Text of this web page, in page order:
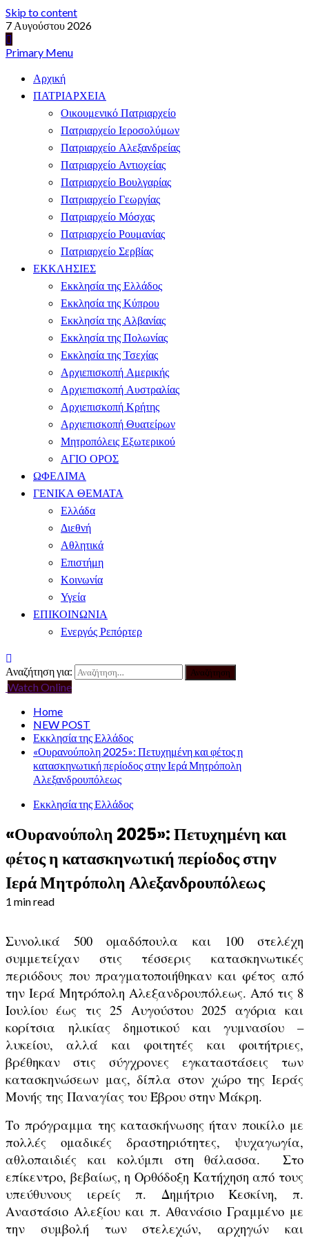
Skip to content
7 Αυγούστου 2026
Primary Menu
Αρχική
ΠΑΤΡΙΑΡΧΕΙΑ
Οικουμενικό Πατριαρχείο
Πατριαρχείο Ιεροσολύμων
Πατριαρχείο Αλεξανδρείας
Πατριαρχείο Αντιοχείας
Πατριαρχείο Βουλγαρίας
Πατριαρχείο Γεωργίας
Πατριαρχείο Μόσχας
Πατριαρχείο Ρουμανίας
Πατριαρχείο Σερβίας
ΕΚΚΛΗΣΙΕΣ
Εκκλησία της Ελλάδος
Εκκλησία της Κύπρου
Εκκλησία της Αλβανίας
Εκκλησία της Πολωνίας
Εκκλησία της Τσεχίας
Αρχιεπισκοπή Αμερικής
Αρχιεπισκοπή Αυστραλίας
Αρχιεπισκοπή Κρήτης
Αρχιεπισκοπή Θυατείρων
Μητροπόλεις Εξωτερικού
ΑΓΙΟ ΟΡΟΣ
ΩΦΕΛΙΜΑ
ΓΕΝΙΚΑ ΘΕΜΑΤΑ
Ελλάδα
Διεθνή
Αθλητικά
Επιστήμη
Κοινωνία
Υγεία
ΕΠΙΚΟΙΝΩΝΙΑ
Ενεργός Ρεπόρτερ
Αναζήτηση για:
Watch Online
Home
NEW POST
Εκκλησία της Ελλάδος
«Ουρανούπολη 2025»: Πετυχημένη και φέτος η
κατασκηνωτική περίοδος στην Ιερά Μητρόπολη
Αλεξανδρουπόλεως
Εκκλησία της Ελλάδος
«Ουρανούπολη 2025»: Πετυχημένη και
φέτος η κατασκηνωτική περίοδος στην
Ιερά Μητρόπολη Αλεξανδρουπόλεως
1 min read
Συνολικά 500 ομαδόπουλα και 100 στελέχη
συμμετείχαν στις τέσσερις κατασκηνωτικές
περιόδους που πραγματοποιήθηκαν και φέτος από
την Ιερά Μητρόπολη Αλεξανδρουπόλεως. Από τις 8
Ιουλίου έως τις 25 Αυγούστου 2025 αγόρια και
κορίτσια ηλικίας δημοτικού και γυμνασίου –
λυκείου, αλλά και φοιτητές και φοιτήτριες,
βρέθηκαν στις σύγχρονες εγκαταστάσεις των
κατασκηνώσεων μας, δίπλα στον χώρο της Ιεράς
Μονής της Παναγίας του Έβρου στην Μάκρη.
Το πρόγραμμα της κατασκήνωσης ήταν ποικίλο με
πολλές ομαδικές δραστηριότητες, ψυχαγωγία,
αθλοπαιδιές και κολύμπι στη θάλασσα. Στο
επίκεντρο, βεβαίως, η Ορθόδοξη Κατήχηση από τους
υπεύθυνους ιερείς π. Δημήτριο Κεσκίνη, π.
Αναστάσιο Αλεξίου και π. Αθανάσιο Γραμμένο με
την συμβολή των στελεχών, αρχηγών και